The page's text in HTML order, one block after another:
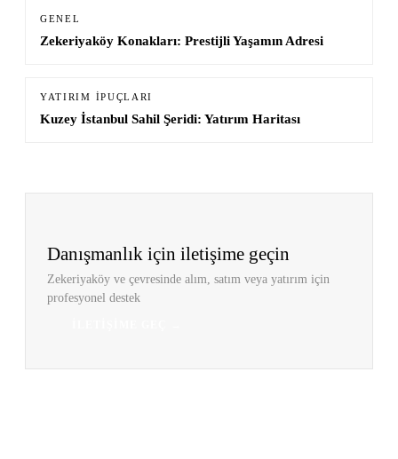
GENEL
Zekeriyaköy Konakları: Prestijli Yaşamın Adresi
YATIRIM İPUÇLARI
Kuzey İstanbul Sahil Şeridi: Yatırım Haritası
Danışmanlık için iletişime geçin
Zekeriyaköy ve çevresinde alım, satım veya yatırım için
profesyonel destek